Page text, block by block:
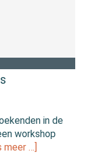
in de
workshop
meer …]